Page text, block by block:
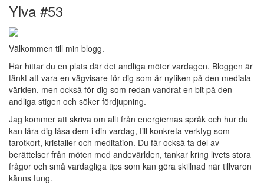
Ylva #53
Välkommen till min blogg.
Här hittar du en plats där det andliga möter vardagen. Bloggen är
tänkt att vara en vägvisare för dig som är nyfiken på den mediala
världen, men också för dig som redan vandrat en bit på den
andliga stigen och söker fördjupning.
Jag kommer att skriva om allt från energiernas språk och hur du
kan lära dig läsa dem i din vardag, till konkreta verktyg som
tarotkort, kristaller och meditation. Du får också ta del av
berättelser från möten med andevärlden, tankar kring livets stora
frågor och små vardagliga tips som kan göra skillnad när tillvaron
känns tung.